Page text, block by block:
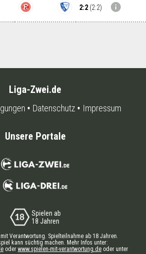
2:2 (2:2) info
Liga-Zwei.de
Datenschutz Impressum
Unsere Portale
Spielen ab
18 Jahren
Verantwortung. Spielteilnahme ab 18 Jahren.
kann süchtig machen. Mehr Infos unter:
oder www.spielen-mit-verantwortung.deoder unter